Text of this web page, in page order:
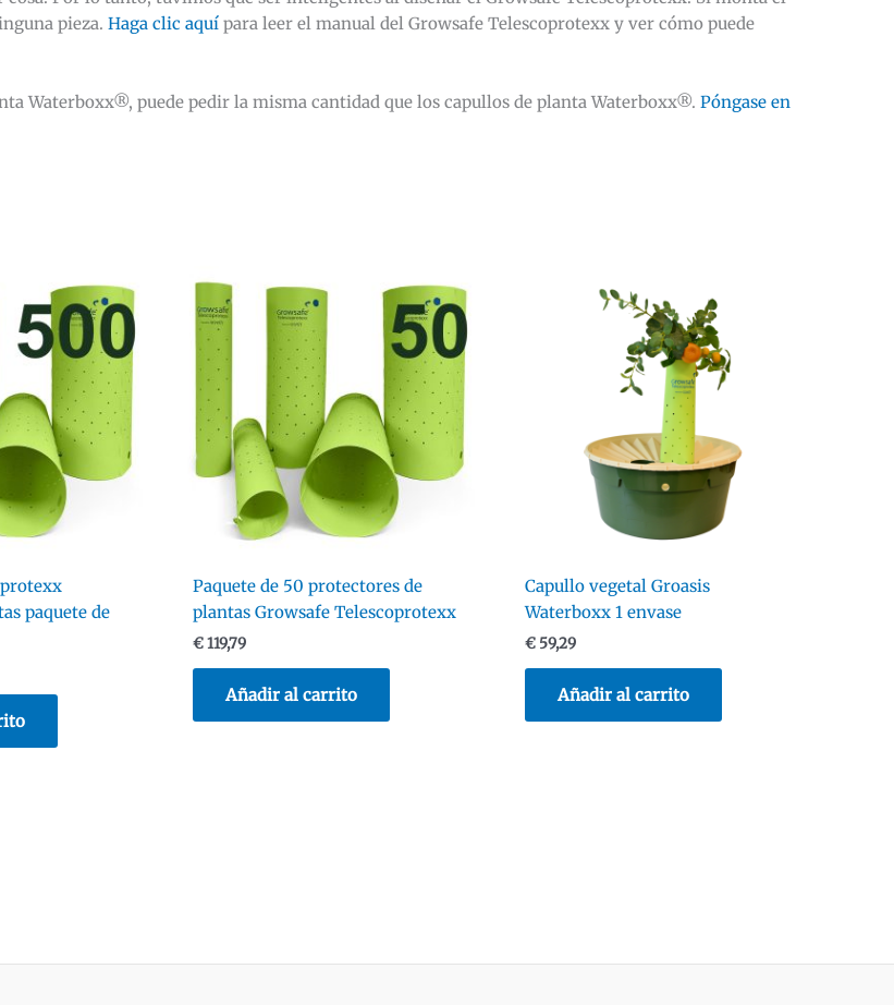
pieza. Haga clic aquí para leer el manual del Growsafe Telescoprotexx y ver cómo puede
Waterboxx®, puede pedir la misma cantidad que los capullos de planta Waterboxx®. Póngase en
paquete de
Paquete de 50 protectores de
plantas Growsafe Telescoprotexx
€119,79
Añadir al carrito
Capullo vegetal Groasis
Waterboxx 1 envase
€ 59,29
Añadir al carrito